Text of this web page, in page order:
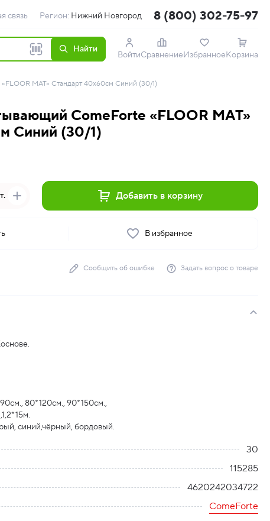
связь Регион: Нижний Новгород 8 (800) 302-75-97
Найти
ВойтиСравнениеИзбранноеКорзина
MAT» Стандарт 40х60см Синий (30/1)
ComeForte «FLOOR MAT»
Синий (30/1)
Добавить в корзину
В избранное
Сообщить об ошибке Задать вопрос о товаре
80*120см., 90*150см.,
синий,чёрный, бордовый.
30
115285
4620242034722
ComeForte